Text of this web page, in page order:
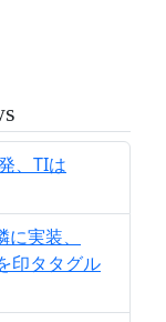
、TIは
実装、
印タタグル